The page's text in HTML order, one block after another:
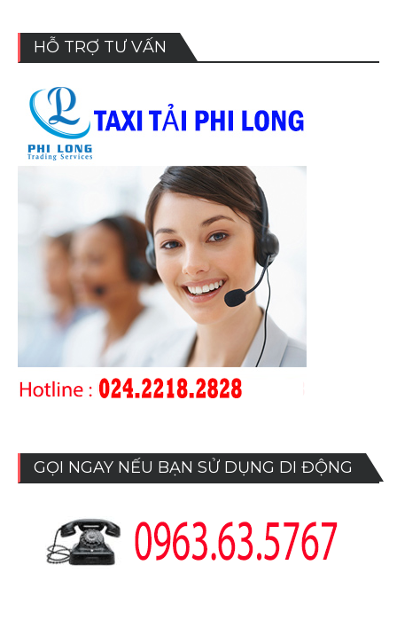
HỖ TRỢ TƯ VẤN
GỌI NGAY NẾU BẠN SỬ DỤNG DI ĐỘNG